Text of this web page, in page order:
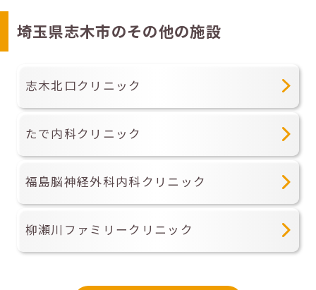
埼玉県志木市のその他の施設
志木北口クリニック
たで内科クリニック
福島脳神経外科内科クリニック
柳瀬川ファミリークリニック